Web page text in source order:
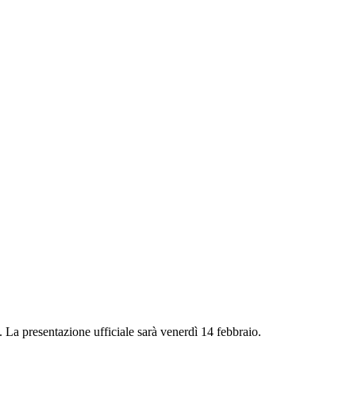
presentazione ufficiale sarà venerdì 14 febbraio.